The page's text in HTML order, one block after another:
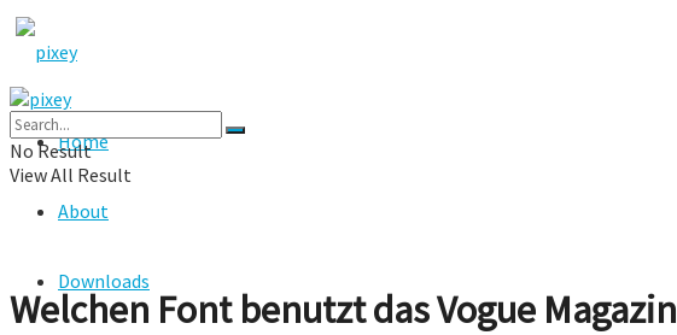
Home
About
Downloads
No Result
View All Result
Welchen Font benutzt das Vogue Magazin